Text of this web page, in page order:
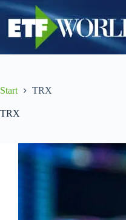
Zum
Inhalt
springen
Start TRX
TRX